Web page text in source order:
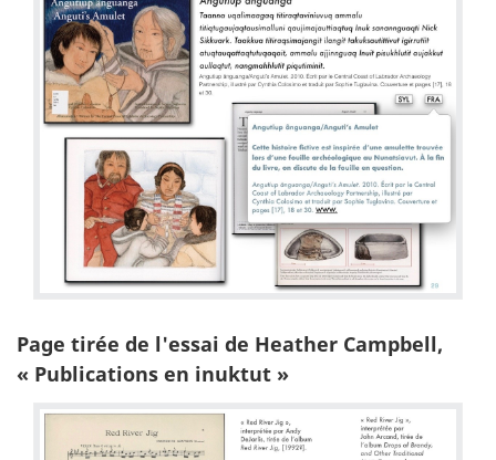
Page tirée de l'essai de Heather Campbell,
« Publications en inuktut »